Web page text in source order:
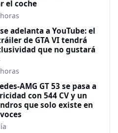
el coche
adelanta a YouTube: el
de GTA VI tendrá
que no gustará
AMG GT 53 se pasa a
con 544 CV y un
que solo existe en